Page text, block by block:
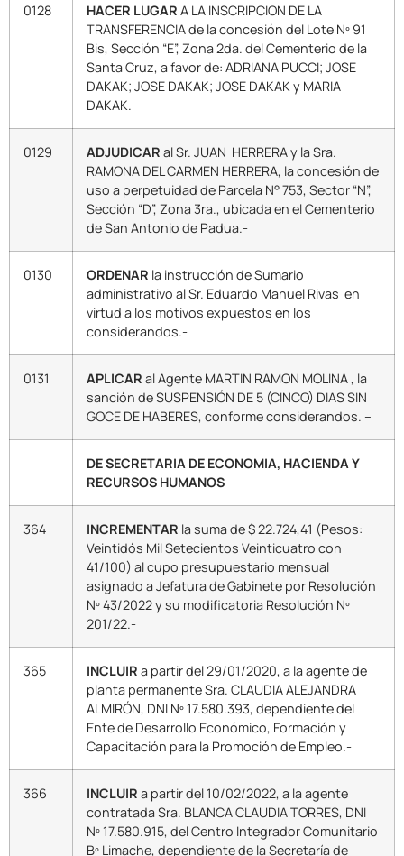
0128 HACER LUGAR A LA INSCRIPCION DE LA
TRANSFERENCIA de la concesión del Lote Nº 91
Bis, Sección “E”, Zona 2da. del Cementerio de la
Santa Cruz, a favor de: ADRIANA PUCCI; JOSE
DAKAK; JOSE DAKAK; JOSE DAKAK y MARIA
DAKAK.-
0129 ADJUDICAR al Sr. JUAN HERRERA y la Sra.
RAMONA DEL CARMEN HERRERA, la concesión de
uso a perpetuidad de Parcela N° 753, Sector “N”,
Sección “D”, Zona 3ra., ubicada en el Cementerio
de San Antonio de Padua.-
0130 ORDENAR la instrucción de Sumario
administrativo al Sr. Eduardo Manuel Rivas en
virtud a los motivos expuestos en los
considerandos.-
0131 APLICAR al Agente MARTIN RAMON MOLINA , la
sanción de SUSPENSIÓN DE 5 (CINCO) DIAS SIN
GOCE DE HABERES, conforme considerandos. –
DE SECRETARIA DE ECONOMIA, HACIENDA Y
RECURSOS HUMANOS
364 INCREMENTAR la suma de $ 22.724,41 (Pesos:
Veintidós Mil Setecientos Veinticuatro con
41/100) al cupo presupuestario mensual
asignado a Jefatura de Gabinete por Resolución
Nº 43/2022 y su modificatoria Resolución Nº
201/22.-
365 INCLUIR a partir del 29/01/2020, a la agente de
planta permanente Sra. CLAUDIA ALEJANDRA
ALMIRÓN, DNI Nº 17.580.393, dependiente del
Ente de Desarrollo Económico, Formación y
Capacitación para la Promoción de Empleo.-
366 INCLUIR a partir del 10/02/2022, a la agente
contratada Sra. BLANCA CLAUDIA TORRES, DNI
Nº 17.580.915, del Centro Integrador Comunitario
Bº Limache, dependiente de la Secretaría de